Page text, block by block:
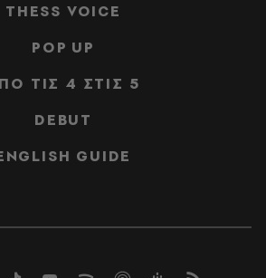
THESS VOICE
POP UP
ΤΙΣ 4 ΣΤΙΣ 5
DEBUT
GUIDE